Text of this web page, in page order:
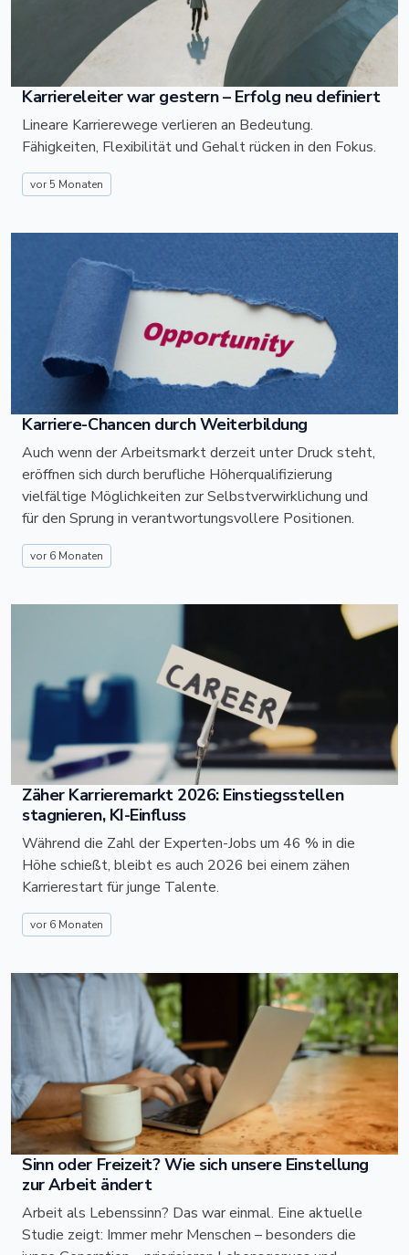
Karriereleiter war gestern – Erfolg neu definiert
Lineare Karrierewege verlieren an Bedeutung.
Fähigkeiten, Flexibilität und Gehalt rücken in den Fokus.
vor 5 Monaten
Karriere-Chancen durch Weiterbildung
Auch wenn der Arbeitsmarkt derzeit unter Druck steht,
eröffnen sich durch berufliche Höherqualifizierung
vielfältige Möglichkeiten zur Selbstverwirklichung und
für den Sprung in verantwortungsvollere Positionen.
vor 6 Monaten
Zäher Karrieremarkt 2026: Einstiegsstellen
stagnieren, KI-Einfluss
Während die Zahl der Experten-Jobs um 46 % in die
Höhe schießt, bleibt es auch 2026 bei einem zähen
Karrierestart für junge Talente.
vor 6 Monaten
Sinn oder Freizeit? Wie sich unsere Einstellung
zur Arbeit ändert
Arbeit als Lebenssinn? Das war einmal. Eine aktuelle
Studie zeigt: Immer mehr Menschen – besonders die